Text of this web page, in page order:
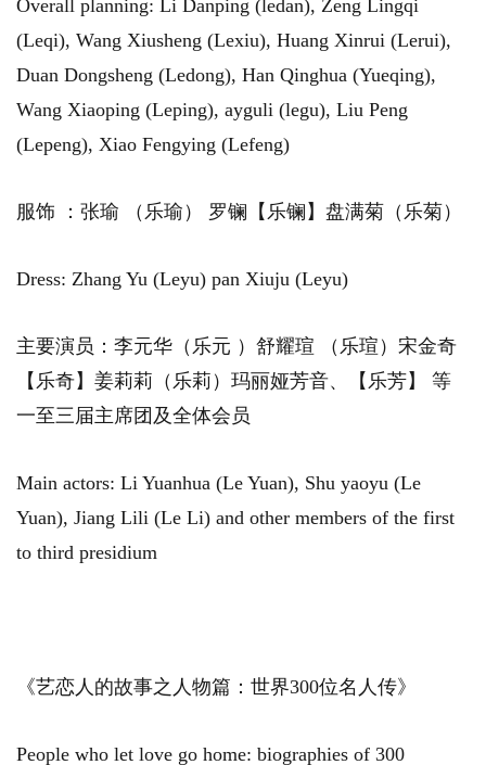
Overall planning: Li Danping (ledan), Zeng Lingqi
(Leqi), Wang Xiusheng (Lexiu), Huang Xinrui (Lerui),
Duan Dongsheng (Ledong), Han Qinghua (Yueqing),
Wang Xiaoping (Leping), ayguli (legu), Liu Peng
(Lepeng), Xiao Fengying (Lefeng)
服饰 ：张瑜 （乐瑜） 罗镧【乐镧】盘满菊（乐菊）
Dress: Zhang Yu (Leyu) pan Xiuju (Leyu)
主要演员：李元华（乐元 ）舒耀瑄 （乐瑄）宋金奇
【乐奇】姜莉莉（乐莉）玛丽娅芳音、【乐芳】 等
一至三届主席团及全体会员
Main actors: Li Yuanhua (Le Yuan), Shu yaoyu (Le
Yuan), Jiang Lili (Le Li) and other members of the first
to third presidium
《艺恋人的故事之人物篇：世界300位名人传》
People who let love go home: biographies of 300